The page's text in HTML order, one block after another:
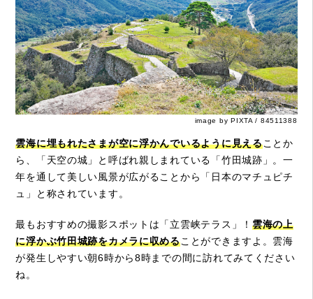
image by PIXTA / 84511388
雲海に埋もれたさまが空に浮かんでいるように見えることか
ら、「天空の城」と呼ばれ親しまれている「竹田城跡」。一
年を通して美しい風景が広がることから「日本のマチュピチ
ュ」と称されています。
最もおすすめの撮影スポットは「立雲峡テラス」！ 雲海の上
に浮かぶ竹田城跡をカメラに収めることができますよ。雲海
が発生しやすい朝6時から8時までの間に訪れてみてください
ね。